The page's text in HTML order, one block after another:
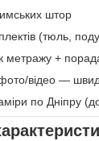
штор
(тюль,
метражу +
відео —
по Дніпру